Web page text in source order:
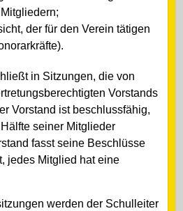
der für den Verein tätigen
in Sitzungen, die von
Vorstands
Vorstand ist beschlussfähig,
seiner Mitglieder
fasst seine Beschlüsse
jedes Mitglied hat eine
werden der Schulleiter